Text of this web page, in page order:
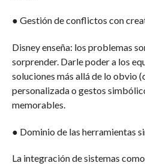
● Gestión de conflictos con
Disney enseña: los problemas
sorprender. Darle poder a los
soluciones más allá de lo obvio
personalizada o gestos
memorables.
● Dominio de las herramientas
La integración de sistemas